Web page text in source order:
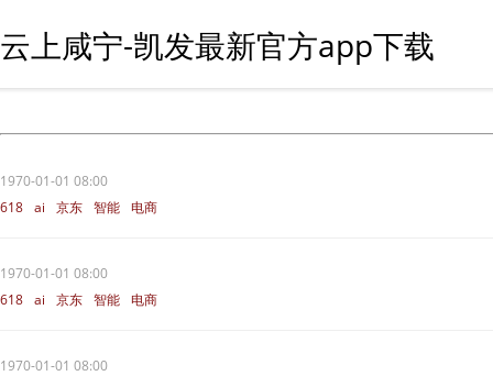
云上咸宁-凯发最新官方app下载
1970-01-01 08:00
618 ai 京东 智能 电商
1970-01-01 08:00
618 ai 京东 智能 电商
1970-01-01 08:00